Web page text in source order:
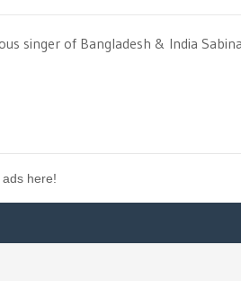
singer of Bangladesh & India
here!